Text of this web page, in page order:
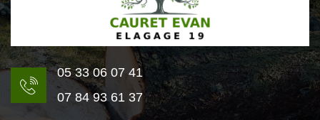
05 33 06 07 41
07 84 93 61 37